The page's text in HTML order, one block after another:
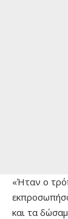
«Ήταν ο
και τα